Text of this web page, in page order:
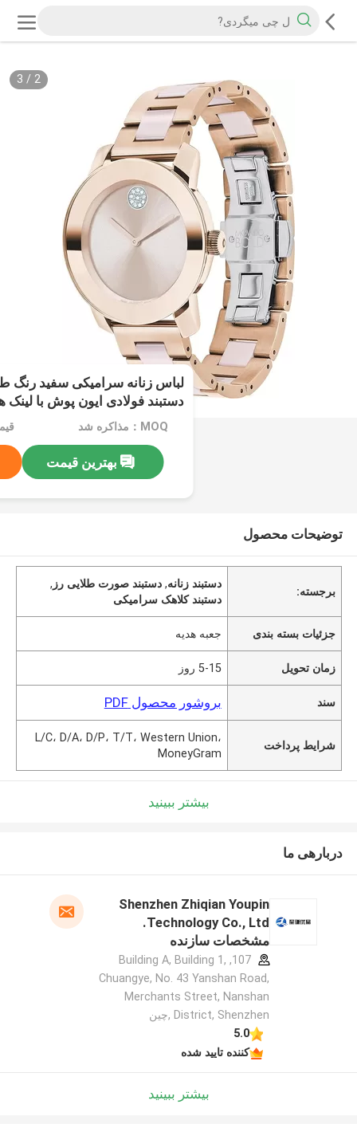
2
/
3
لباس زنانه سرامیکی سفید رنگ
دستبند فولادی ایون پوش با
قرمزMOQ：مذاکره شد
بهترین قیمت
توضیحات محصول
برجسته:
دستبند زنانه,دستبند صورت طلایی رز ,
دستبند کلاهک سرامیکی
جزئیات بسته بندی جعبه هدیه
زمان تحویل 5-15 روز
سند بروشور محصول PDF
شرایط پرداخت
L/C، D/A، D/P، T/T، Western Union،
MoneyGram
بیشتر ببینید
دربارهی ما
Shenzhen Zhiqian Youpin
Technology Co., Ltd.
مشخصات سازنده
107, Building A, Building 1,
Chuangye, No. 43 Yanshan Road,
Merchants Street, Nanshan
District, Shenzhen ,چین
5.0
کننده تایید شده
بیشتر ببینید